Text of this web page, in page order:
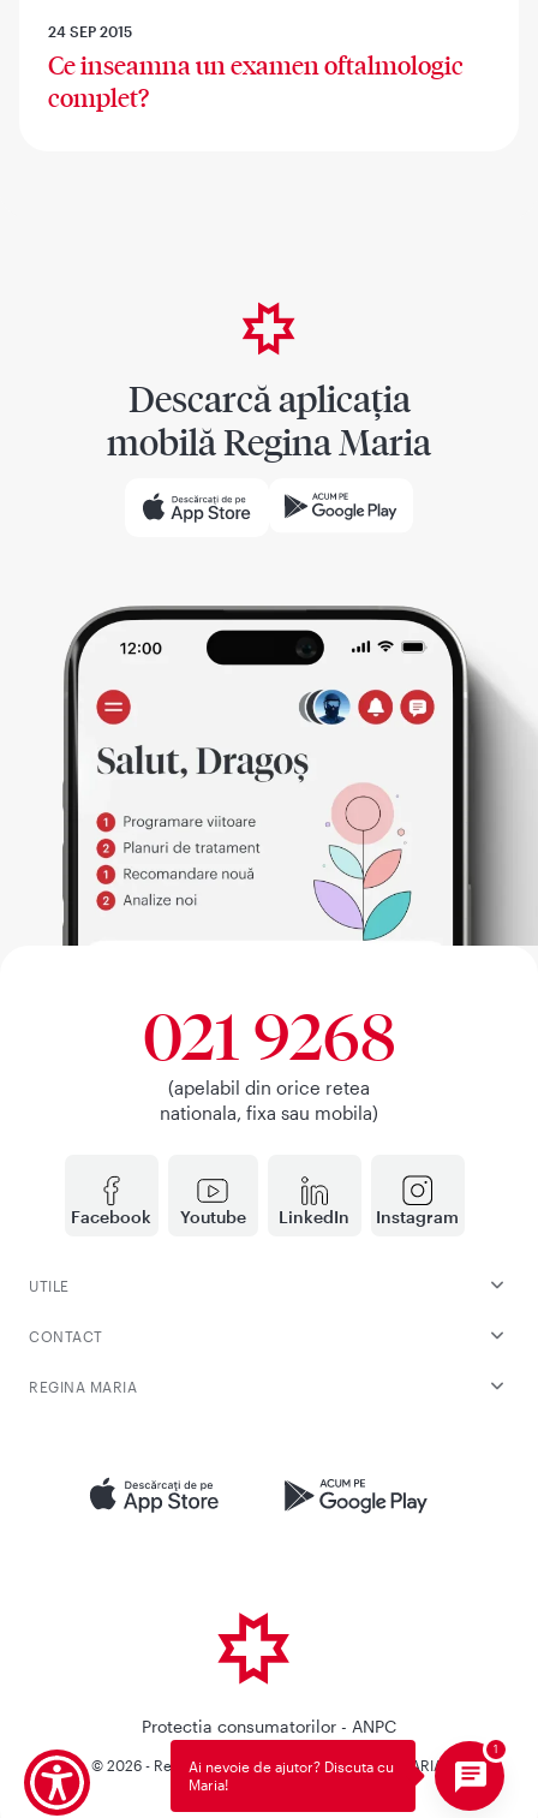
24 SEP 2015
Ce inseamna un examen oftalmologic
complet?
Descarcă aplicația
mobilă Regina Maria
Facebook Youtube LinkedIn Instagram
021 9268
(apelabil din orice retea
nationala, fixa sau mobila)
UTILE
CONTACT
REGINA MARIA
Protectia consumatorilor - ANPC
© 2026 - Reteaua Privata de Sanatate REGINA MARIA.
Toate drepturile rezervate.
Ai nevoie de ajutor? Discuta cu
Maria!